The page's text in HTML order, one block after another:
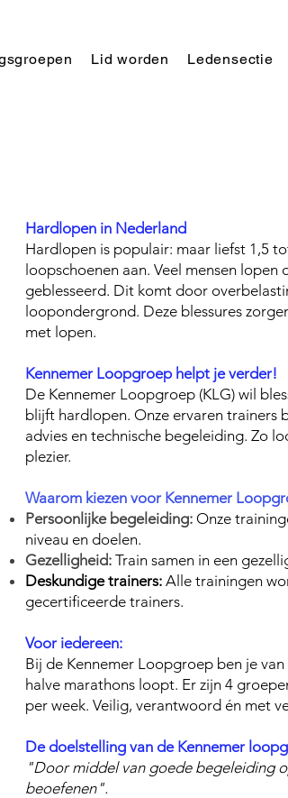
Lid worden Ledensectie
Hardlopen in Nederland
Hardlopen is populair: maar liefst 1,5
loopschoenen aan. Veel mensen
geblesseerd. Dit komt door
loopondergrond. Deze blessures
met lopen.
Kennemer Loopgroep helpt je verder!
De Kennemer Loopgroep (KLG) wil
blijft hardlopen. Onze ervaren trainers
advies en technische begeleiding. Zo
plezier.
Waarom kiezen voor Kennemer
Persoonlijke begeleiding: Onze
niveau en doelen.
Gezelligheid: Train samen in een
Deskundige trainers: Alle trainingen
gecertificeerde trainers.
Voor iedereen:
Bij de Kennemer Loopgroep ben je
halve marathons loopt. Er zijn 4
per week. Veilig, verantwoord én met
De doelstelling van de Kennemer
"Door middel van goede begeleiding
beoefenen".